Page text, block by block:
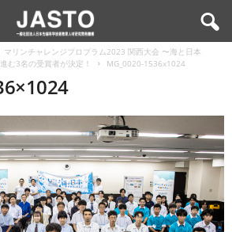
マリンチャレンジプロプラム2023 関西大会 〜海と日本
む3名の受賞者が決定！
MG_0020-1536x1024